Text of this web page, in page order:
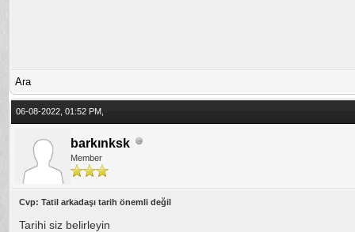
Ara
06-08-2022, 01:52 PM,
barkınksk
Member
Cvp: Tatil arkadaşı tarih önemli değil
Tarihi siz belirleyin